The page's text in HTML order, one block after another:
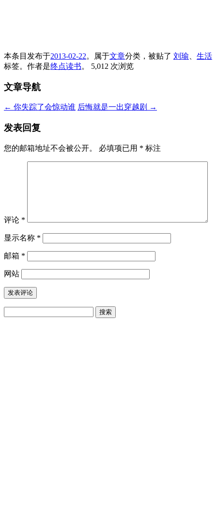
本条目发布于2013-02-22。属于文章分类，被贴了 刘瑜
生活
标签。 作者是终点读书。 5,012 次浏览
文章导航
← 你失踪了会惊动谁 后悔就是一出穿越剧 →
发表回复
您的邮箱地址不会被公开。 必填项已用 * 标注
评论 *
显示名称 *
邮箱 *
网站